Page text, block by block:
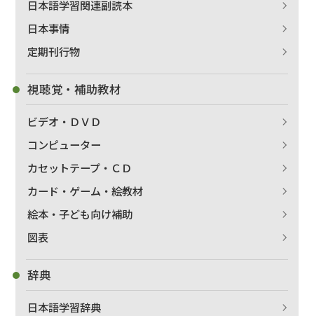
出版社名で絞り込む
著者名で絞り込む
絞り込む
日本語学習関連副読本
日本事情
定期刊行物
視聴覚・補助教材
ビデオ・ＤＶＤ
コンピューター
カセットテープ・ＣＤ
カード・ゲーム・絵教材
絵本・子ども向け補助
図表
辞典
日本語学習辞典